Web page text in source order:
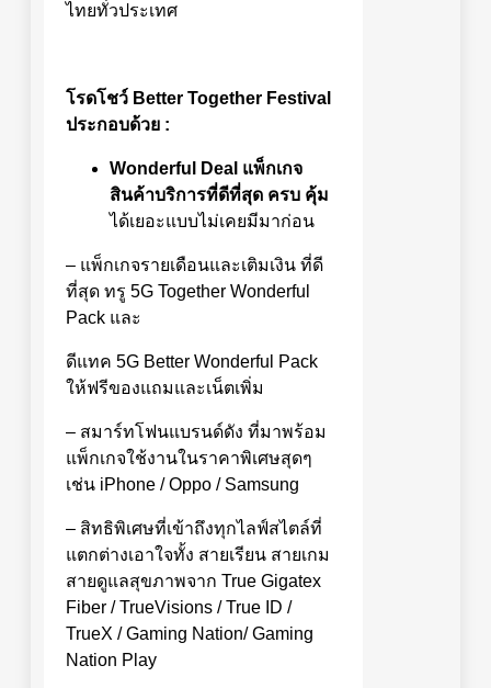
ไทยทั่วประเทศ
โรดโชว์ Better Together Festival
ประกอบด้วย :
Wonderful Deal แพ็กเกจ
สินค้าบริการที่ดีที่สุด ครบ คุ้ม
ได้เยอะแบบไม่เคยมีมาก่อน
– แพ็กเกจรายเดือนและเติมเงิน ที่ดี
ที่สุด ทรู 5G Together Wonderful
Pack และ
ดีแทค 5G Better Wonderful Pack
ให้ฟรีของแถมและเน็ตเพิ่ม
– สมาร์ทโฟนแบรนด์ดัง ที่มาพร้อม
แพ็กเกจใช้งานในราคาพิเศษสุดๆ
เช่น iPhone / Oppo / Samsung
– สิทธิพิเศษที่เข้าถึงทุกไลฟ์สไตล์ที่
แตกต่างเอาใจทั้ง สายเรียน สายเกม
สายดูแลสุขภาพจาก True Gigatex
Fiber / TrueVisions / True ID /
TrueX / Gaming Nation/ Gaming
Nation Play